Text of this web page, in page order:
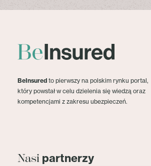
BeInsured to pierwszy na polskim rynku portal,
który powstał w celu dzielenia się wiedzą oraz
kompetencjami z zakresu ubezpieczeń.
Nasi partnerzy